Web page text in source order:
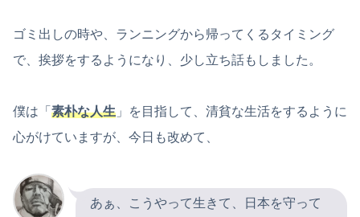
ゴミ出しの時や、ランニングから帰ってくるタイミング
で、挨拶をするようになり、少し立ち話もしました。
僕は「 素朴な人生 」を目指して、清貧な生活をするように
心がけていますが、今日も改めて、
あぁ、こうやって生きて、日本を守って